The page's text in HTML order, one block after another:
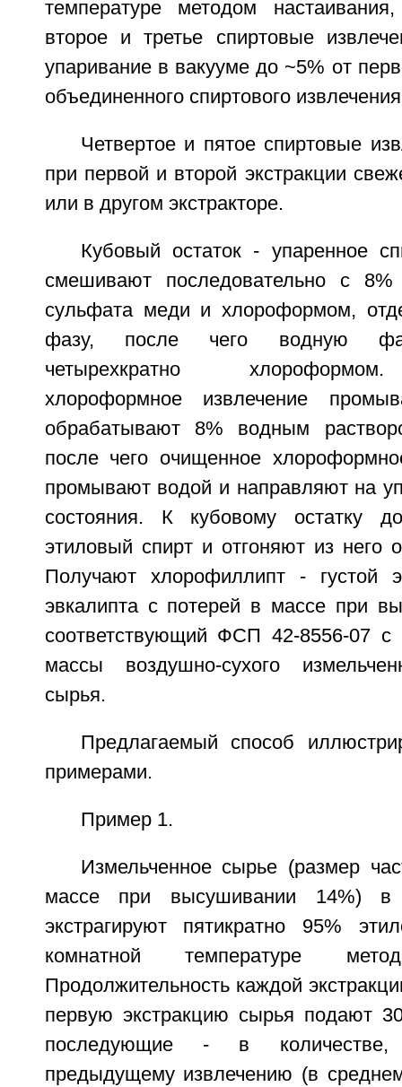
температуре методом
второе и третье спиртовые
упаривание в вакууме до ~5% от
объединенного спиртового
Четвертое и пятое спиртовые
при первой и второй экстракции
или в другом экстракторе.
Кубовый остаток - упаренное
смешивают последовательно с
сульфата меди и хлороформом,
фазу, после чего водную
четырехкратно
хлороформное извлечение
обрабатывают 8% водным
после чего очищенное
промывают водой и направляют на
состояния. К кубовому остатку
этиловый спирт и отгоняют из него
Получают хлорофиллипт - густой
эвкалипта с потерей в массе при
соответствующий ФСП 42-8556-07
массы воздушно-сухого
сырья.
Предлагаемый способ
примерами.
Пример 1.
Измельченное сырье (размер
массе при высушивании 14%) в
экстрагируют пятикратно 95%
комнатной температуре
Продолжительность каждой
первую экстракцию сырья подают
последующие - в количестве,
предыдущему извлечению (в